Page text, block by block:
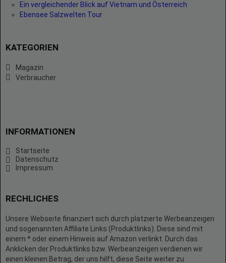
Ein vergleichender Blick auf Vietnam und Österreich
Ebensee Salzwelten Tour
KATEGORIEN
Magazin
Verbraucher
INFORMATIONEN
Startseite
Datenschutz
Impressum
RECHLICHES
Unsere Webseite finanziert sich durch platzierte Werbeanzeigen
und sogenannten Affiliate Links (Produktlinks). Diese sind mit
einem * oder einem Hinweis auf Amazon verlinkt. Durch das
Anklicken der Produktlinks bzw. Werbeanzeigen verdienen wir
einen kleinen Betrag, der uns hilft, diese Seite weiter zu